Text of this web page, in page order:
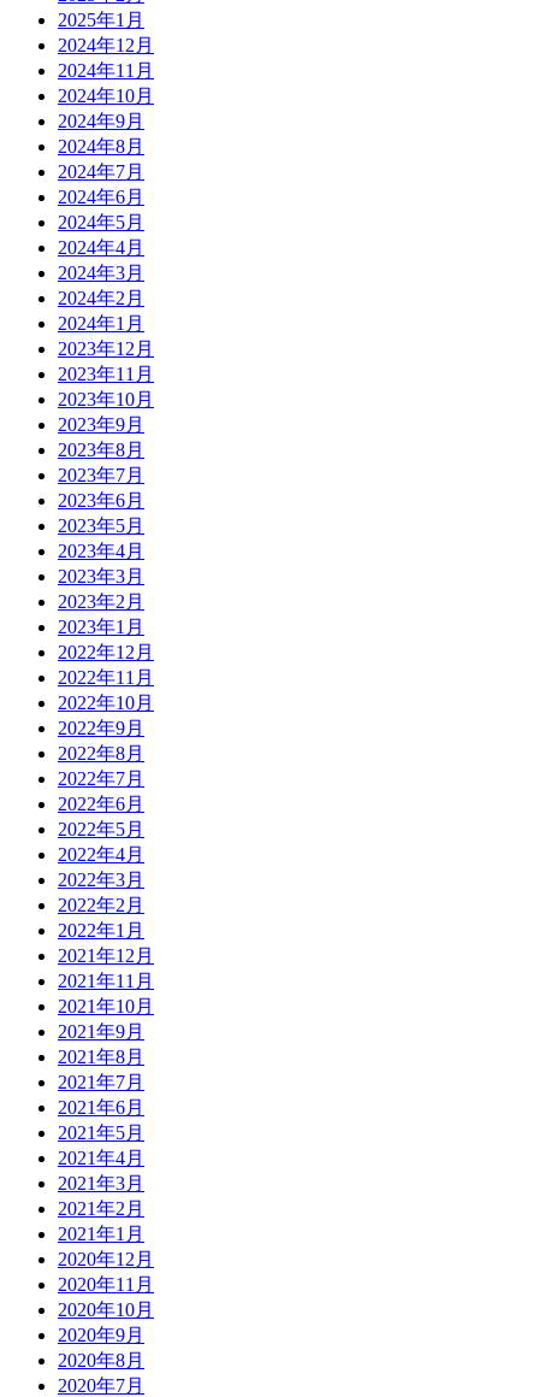
2025年1月
2024年12月
2024年11月
2024年10月
2024年9月
2024年8月
2024年7月
2024年6月
2024年5月
2024年4月
2024年3月
2024年2月
2024年1月
2023年12月
2023年11月
2023年10月
2023年9月
2023年8月
2023年7月
2023年6月
2023年5月
2023年4月
2023年3月
2023年2月
2023年1月
2022年12月
2022年11月
2022年10月
2022年9月
2022年8月
2022年7月
2022年6月
2022年5月
2022年4月
2022年3月
2022年2月
2022年1月
2021年12月
2021年11月
2021年10月
2021年9月
2021年8月
2021年7月
2021年6月
2021年5月
2021年4月
2021年3月
2021年2月
2021年1月
2020年12月
2020年11月
2020年10月
2020年9月
2020年8月
2020年7月